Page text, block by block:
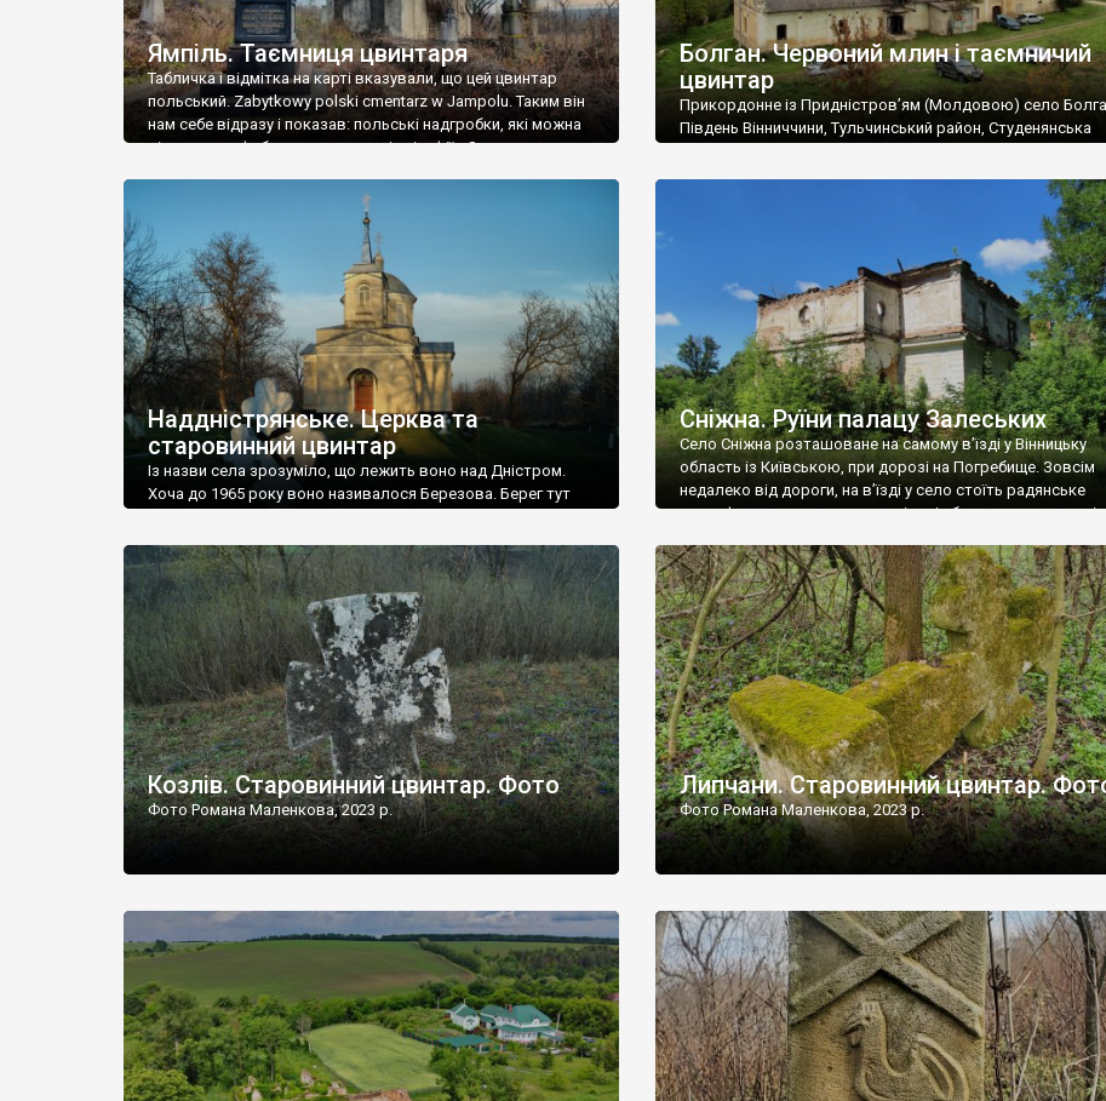
Ямпіль. Таємниця цвинтаря
Табличка і відмітка на карті вказували, що цей цвинтар
польський. Zabytkowy polski cmentarz w Jampolu. Таким він
нам себе відразу і показав: польські надгробки, які можна
віднести до фабричних, польські епітафії… Загалом цвинтар
виявилося більше семи гектарів. Перше враження про
абсолютну звичайність польського цвинтаря виявилося
оманливим – […]
Болган. Червоний млин і таємничий
цвинтар
Прикордонне із Придністров’ям (Молдовою) село
Південь Вінниччини, Тульчинський район, Студенянська
старовинний цвинтар із кам’яними хрестами. Всі епітафії,
збереглися, написані кирилицею,
мовою. За всіма традиційними ознаками – цвинтар
український. Хрести датуються 19 століттям. У 1924-1940
роках Болган […]
Наддністрянське. Церква та
старовинний цвинтар
Із назви села зрозуміло, що лежить воно над Дністром.
Хоча до 1965 року воно називалося Березова. Берег тут
Наддністрянське відрізняється від більшості навколишніх
сіл. У селі є мурована Михайлівська церква. Точної дати […]
Сніжна. Руїни палацу Залеських
Село Сніжна розташоване на самому в’їзді у Вінницьку
область із Київською, при дорозі на Погребище. Зовсім
недалеко від дороги, на в’їзді у село стоїть радянське
рельєфне пано, яке показує жінку і яблуню, а трохи далі,
дороги їх не видно, але видно дві стареньких колії у
[…]
Козлів. Старовинний цвинтар. Фото
Фото Романа Маленкова, 2023 р.
Липчани. Старовинний цвинтар.
Фото Романа Маленкова, 2023 р.